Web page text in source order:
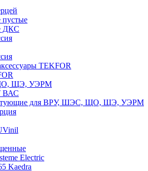
ДКС
TEKFOR
ЩЭ, УЭРМ
ВАС
для ВРУ, ШЭС, ЩО, ЩЭ, УЭРМ
Electric
Kaedra